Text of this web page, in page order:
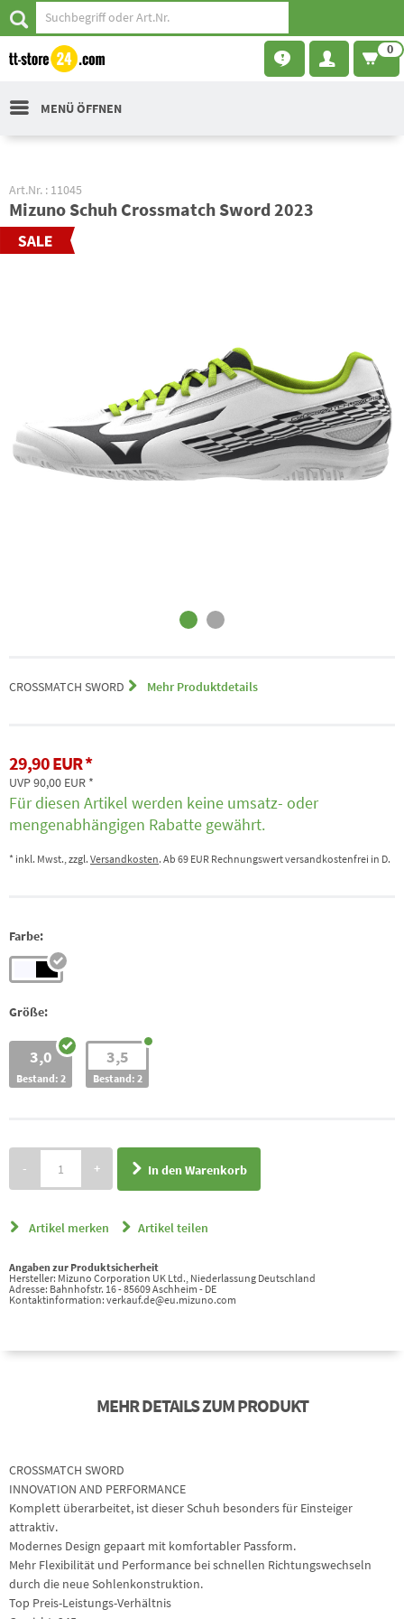
0
MENÜ ÖFFNEN
Art.Nr. : 11045
Mizuno Schuh Crossmatch Sword 2023
CROSSMATCH SWORD Mehr Produktdetails
29,90 EUR
UVP 90,00 EUR
Für diesen Artikel werden keine umsatz- oder
mengenabhängigen Rabatte gewährt.
* inkl. Mwst., zzgl. Versandkosten. Ab 69 EUR Rechnungswert versandkostenfrei in D.
Farbe:
Größe:
3,0
Bestand: 2
3,5
Bestand: 2
- + In den Warenkorb
Artikel merken Artikel teilen
Angaben zur Produktsicherheit
Hersteller: Mizuno Corporation UK Ltd., Niederlassung Deutschland
Adresse: Bahnhofstr. 16 - 85609 Aschheim - DE
Kontaktinformation: verkauf.de@eu.mizuno.com
MEHR DETAILS ZUM PRODUKT
CROSSMATCH SWORD
INNOVATION AND PERFORMANCE
Komplett überarbeitet, ist dieser Schuh besonders für Einsteiger
attraktiv.
Modernes Design gepaart mit komfortabler Passform.
Mehr Flexibilität und Performance bei schnellen Richtungswechseln
durch die neue Sohlenkonstruktion.
Top Preis-Leistungs-Verhältnis